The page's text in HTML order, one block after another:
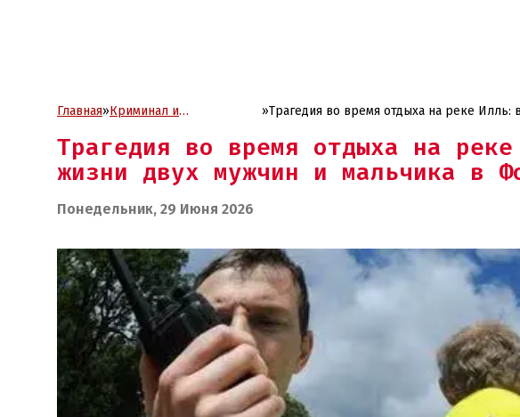
Главная»Криминал и
»Трагедия во время отдыха на реке Илль: водоворот унес жизни двух мужчин и мальчика в
Трагедия во время отдыха на
жизни двух мужчин и мальчика в
Понедельник, 29 Июня 2026